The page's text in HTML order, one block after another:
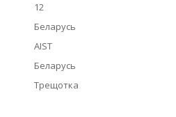
12
Беларусь
AIST
Беларусь
Трещотка